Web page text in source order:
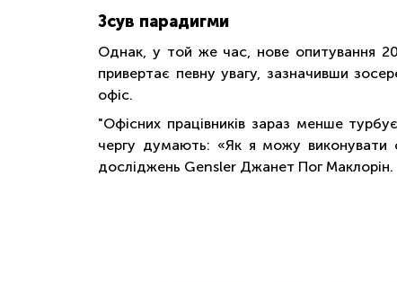
Зсув парадигми
Однак, у той же час, нове опитування
привертає певну увагу, зазначивши
офіс.
"Офісних працівників зараз менше
чергу думають: «Як я можу виконувати
досліджень Gensler Джанет Пог Маклорін.